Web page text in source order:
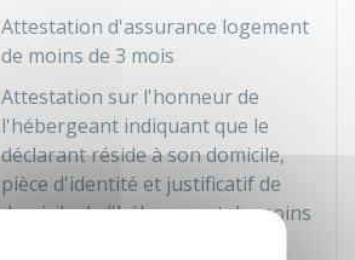
Attestation d'assurance logement
de moins de 3 mois
Attestation sur l'honneur de
l'hébergeant indiquant que le
déclarant réside à son domicile,
pièce d'identité et justificatif de
domicile de l'hébergeant de moins